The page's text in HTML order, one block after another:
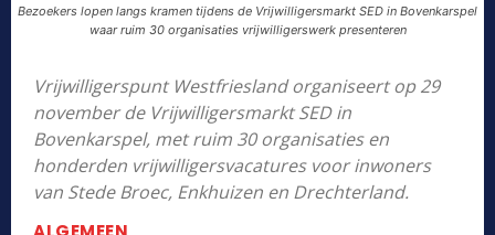
Bezoekers lopen langs kramen tijdens de Vrijwilligersmarkt SED in Bovenkarspel
waar ruim 30 organisaties vrijwilligerswerk presenteren
Vrijwilligerspunt Westfriesland organiseert op 29
november de Vrijwilligersmarkt SED in
Bovenkarspel, met ruim 30 organisaties en
honderden vrijwilligersvacatures voor inwoners
van Stede Broec, Enkhuizen en Drechterland.